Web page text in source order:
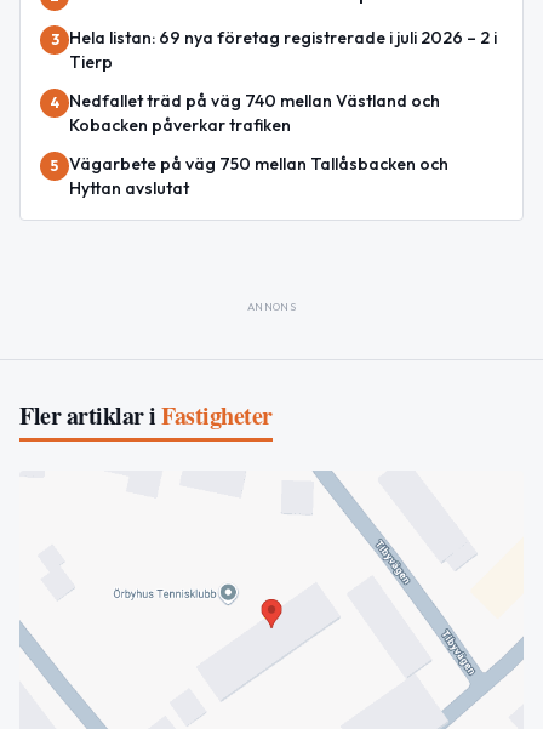
3
Hela listan: 69 nya företag registrerade i juli 2026 – 2 i
Tierp
4
Nedfallet träd på väg 740 mellan Västland och
Kobacken påverkar trafiken
5 Vägarbete på väg 750 mellan Tallåsbacken och
Hyttan avslutat
ANNONS
Fler artiklar iFastigheter